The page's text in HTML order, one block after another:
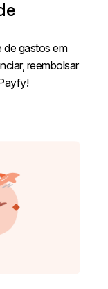
de gastos em
reembolsar